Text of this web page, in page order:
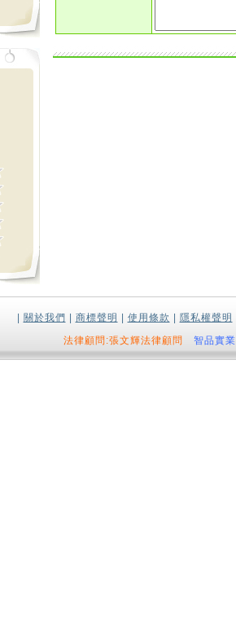
關於我們 商標聲明 使用條款 隱私權聲明
法律顧問:張文輝法律顧問
智品實業